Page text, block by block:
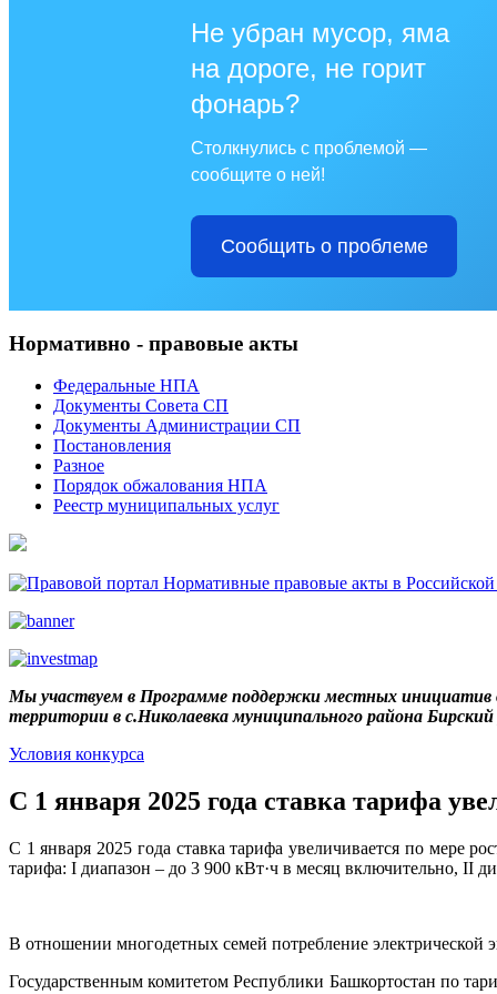
Не убран мусор, яма
на дороге, не горит
фонарь?
Столкнулись с проблемой —
сообщите о ней!
Сообщить о проблеме
Нормативно - правовые акты
Федеральные НПА
Документы Совета СП
Документы Администрации СП
Постановления
Разное
Порядок обжалования НПА
Реестр муниципальных услуг
Мы участвуем в Программе поддержки местных инициатив
территории в с.Николаевка муниципального района
Условия конкурса
C 1 января 2025 года ставка тарифа
C 1 января 2025 года ставка тарифа увеличивается по мере
тарифа: I диапазон – до 3 900 кВт·ч в месяц включительно, II
В отношении многодетных семей потребление электрической
Государственным комитетом Республики Башкортостан по